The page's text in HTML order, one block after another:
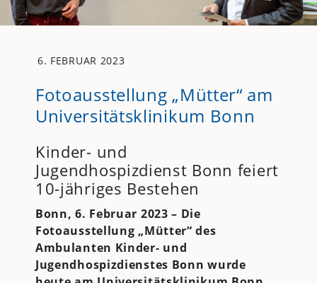
6. FEBRUAR 2023
Fotoausstellung „Mütter“ am
Universitätsklinikum Bonn
Kinder- und
Jugendhospizdienst Bonn feiert
10-jähriges Bestehen
Bonn, 6. Februar 2023 – Die
Fotoausstellung „Mütter“ des
Ambulanten Kinder- und
Jugendhospizdienstes Bonn wurde